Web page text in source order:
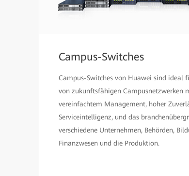
Campus-Switches
Campus-Switches von Huawei sind ideal
von zukunftsfähigen Campusnetzwerken
vereinfachtem Management, hoher
Serviceintelligenz, und das
verschiedene Unternehmen, Behörden,
Finanzwesen und die Produktion.